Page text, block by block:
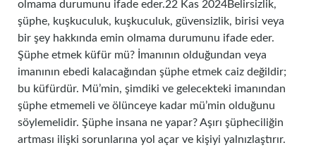
olmama durumunu ifade eder.22 Kas 2024Belirsizlik,
şüphe, kuşkuculuk, kuşkuculuk, güvensizlik, birisi veya
bir şey hakkında emin olmama durumunu ifade eder.
Şüphe etmek küfür mü? İmanının olduğundan veya
imanının ebedi kalacağından şüphe etmek caiz değildir;
bu küfürdür. Mü’min, şimdiki ve gelecekteki imanından
şüphe etmemeli ve ölünceye kadar mü’min olduğunu
söylemelidir. Şüphe insana ne yapar? Aşırı şüpheciliğin
artması ilişki sorunlarına yol açar ve kişiyi yalnızlaştırır.